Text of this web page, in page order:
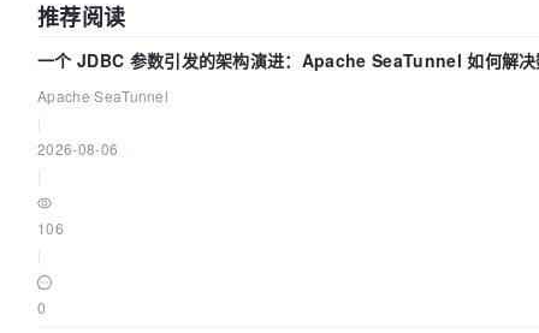
推荐阅读
一个 JDBC 参数引发的架构演进：Apache SeaTunnel 如何解
Apache SeaTunnel
2026-08-06
106
0